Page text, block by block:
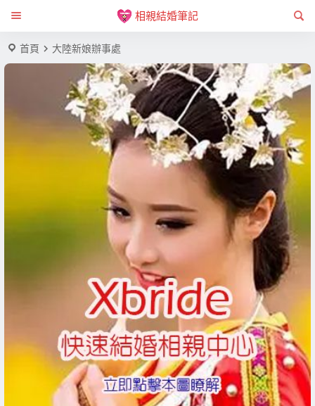
相親結婚筆記
首頁 大陸新娘辦事處